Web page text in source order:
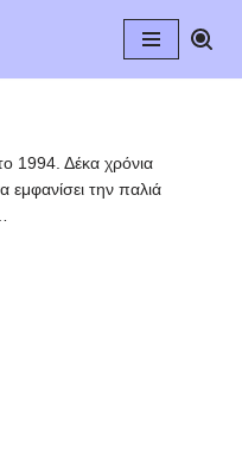
1994. Δέκα χρόνια
την παλιά